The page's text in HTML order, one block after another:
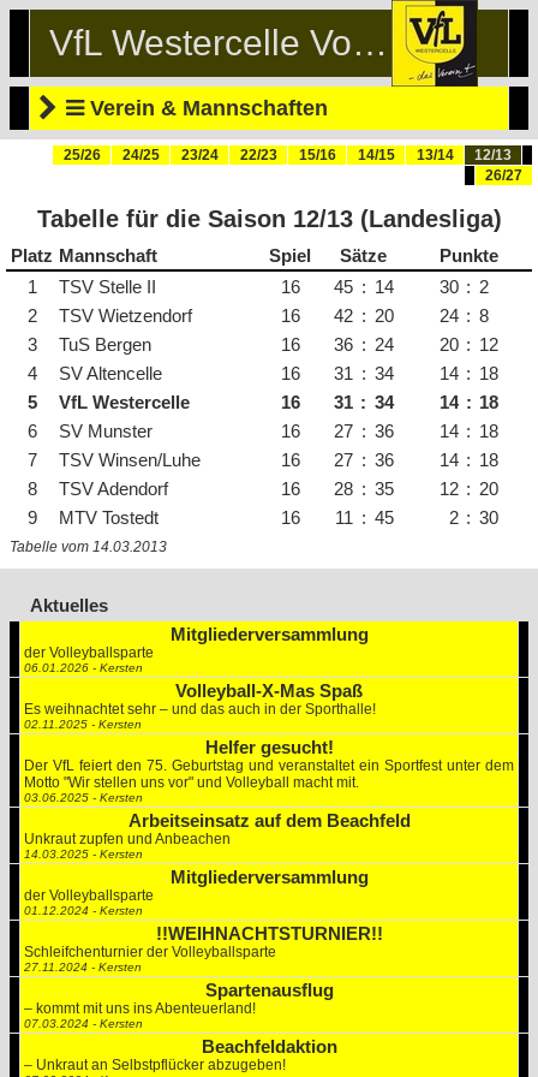
VfL Westercelle Volleyball
Verein & Mannschaften
12/13
13/14
14/15
15/16
22/23
23/24
24/25
25/26
26/27
Tabelle für die Saison 12/13 (Landesliga)
Platz Mannschaft Spiele Sätze
Punkte
1
TSV Stelle II 16 45 : 14 30 : 2
2
TSV Wietzendorf 16 42 : 20 24 : 8
3
TuS Bergen 16 36 : 24 20 : 12
4
SV Altencelle 16 31 : 34 14 : 18
5
VfL Westercelle 16 31 : 34 14 : 18
6
SV Munster 16 27 : 36 14 : 18
7
TSV Winsen/Luhe 16 27 : 36 14 : 18
8
TSV Adendorf 16 28 : 35 12 : 20
9
MTV Tostedt 16 11 : 45 2 : 30
Tabelle vom 14.03.2013
Aktuelles
Mitgliederversammlung
der Volleyballsparte
06.01.2026 - Kersten
Volleyball-X-Mas Spaß
Es weihnachtet sehr – und das auch in der Sporthalle!
02.11.2025 - Kersten
Helfer gesucht!
Der VfL feiert den 75. Geburtstag und veranstaltet ein Sportfest unter dem
Motto "Wir stellen uns vor" und Volleyball macht mit.
03.06.2025 - Kersten
Arbeitseinsatz auf dem Beachfeld
Unkraut zupfen und Anbeachen
14.03.2025 - Kersten
Mitgliederversammlung
der Volleyballsparte
01.12.2024 - Kersten
!!WEIHNACHTSTURNIER!!
Schleifchenturnier der Volleyballsparte
27.11.2024 - Kersten
Spartenausflug
– kommt mit uns ins Abenteuerland!
07.03.2024 - Kersten
Beachfeldaktion
– Unkraut an Selbstpflücker abzugeben!